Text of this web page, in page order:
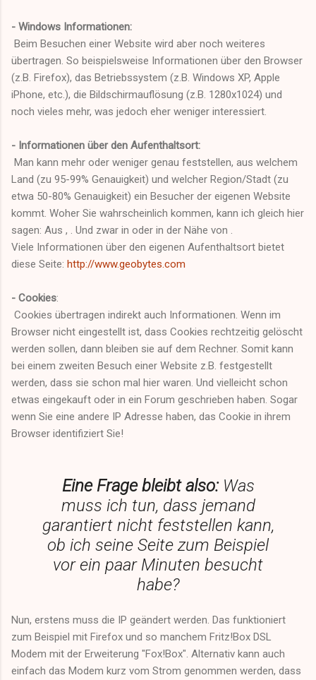
- Windows Informationen:
Beim Besuchen einer Website wird aber noch weiteres
übertragen. So beispielsweise Informationen über den Browser
(z.B. Firefox), das Betriebssystem (z.B. Windows XP, Apple
iPhone, etc.), die Bildschirmauflösung (z.B. 1280x1024) und
noch vieles mehr, was jedoch eher weniger interessiert.
- Informationen über den Aufenthaltsort:
Man kann mehr oder weniger genau feststellen, aus welchem
Land (zu 95-99% Genauigkeit) und welcher Region/Stadt (zu
etwa 50-80% Genauigkeit) ein Besucher der eigenen Website
kommt. Woher Sie wahrscheinlich kommen, kann ich gleich hier
sagen: Aus , . Und zwar in oder in der Nähe von
Viele Informationen über den eigenen Aufenthaltsort bietet
diese Seite: http://www.geobytes.com
- Cookies:
Cookies übertragen indirekt auch Informationen. Wenn im
Browser nicht eingestellt ist, dass Cookies rechtzeitig gelöscht
werden sollen, dann bleiben sie auf dem Rechner. Somit kann
bei einem zweiten Besuch einer Website z.B. festgestellt
werden, dass sie schon mal hier waren. Und vielleicht schon
etwas eingekauft oder in ein Forum geschrieben haben. Sogar
wenn Sie eine andere IP Adresse haben, das Cookie in ihrem
Browser identifiziert Sie!
Eine Frage bleibt also:Was
muss ich tun, dass jemand
garantiert nicht feststellen kann,
ob ich seine Seite zum Beispiel
vor ein paar Minuten besucht
habe?
Nun, erstens muss die IP geändert werden. Das funktioniert
zum Beispiel mit Firefox und so manchem Fritz!Box DSL
Modem mit der Erweiterung "Fox!Box". Alternativ kann auch
einfach das Modem kurz vom Strom genommen werden, dass